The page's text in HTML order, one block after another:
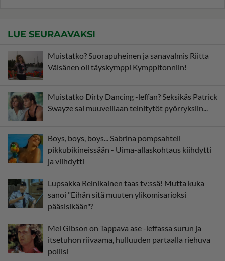
LUE SEURAAVAKSI
Muistatko? Suorapuheinen ja sanavalmis Riitta
Väisänen oli täyskymppi Kymppitonniin!
Muistatko Dirty Dancing -leffan? Seksikäs Patrick
Swayze sai muuveillaan teinitytöt pyörryksiin...
Boys, boys, boys... Sabrina pompsahteli
pikkubikineissään - Uima-allaskohtaus kiihdytti
ja viihdytti
Lupsakka Reinikainen taas tv:ssä! Mutta kuka
sanoi "Eihän sitä muuten ylikomisarioksi
pääsisikään"?
Mel Gibson on Tappava ase -leffassa surun ja
itsetuhon riivaama, hulluuden partaalla riehuva
poliisi